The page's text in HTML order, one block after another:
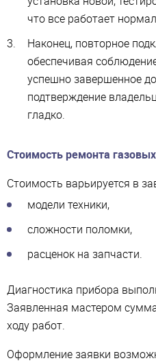
что все работает
Наконец, повторное
обеспечивая
успешно завершенное
подтверждение
гладко.
Стоимость ремонта
Стоимость варьируется в
модели техники,
сложности поломки,
расценок на запчасти.
Диагностика прибора
Заявленная мастером
ходу работ.
Оформление заявки